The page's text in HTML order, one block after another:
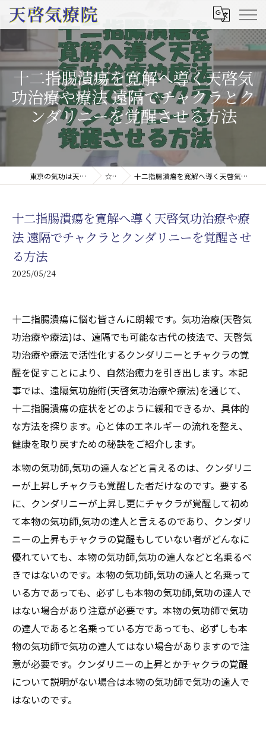
十二指腸潰瘍を寛解へ導く天啓気
功治療や療法 遠隔でチャクラとク
ンダリニーを覚醒させる方法
東京の気功は天啓気療院(天啓気功療法治療院) ☆コラム 十二指腸潰瘍を寛解へ導く天啓気功治療や療法 遠隔でチャクラとクンダリニーを覚醒させる方法
十二指腸潰瘍を寛解へ導く天啓気功治療や療
法 遠隔でチャクラとクンダリニーを覚醒させ
る方法
2025/05/24
十二指腸潰瘍に悩む皆さんに朗報です。気功治療(天啓気
功治療や療法)は、遠隔でも可能な古代の技法で、天啓気
功治療や療法で活性化するクンダリニーとチャクラの覚
醒を促すことにより、自然治癒力を引き出します。本記
事では、遠隔気功施術(天啓気功治療や療法)を通じて、
十二指腸潰瘍の症状をどのように緩和できるか、具体的
な方法を探ります。心と体のエネルギーの流れを整え、
健康を取り戻すための秘訣をご紹介します。
本物の気功師,気功の達人などと言えるのは、クンダリニ
ーが上昇しチャクラも覚醒した者だけなのです。要する
に、クンダリニーが上昇し更にチャクラが覚醒して初め
て本物の気功師,気功の達人と言えるのであり、クンダリ
ニーの上昇もチャクラの覚醒もしていない者がどんなに
優れていても、本物の気功師,気功の達人などと名乗るべ
きではないのです。本物の気功師,気功の達人と名乗って
いる方であっても、必ずしも本物の気功師,気功の達人で
はない場合があり注意が必要です。本物の気功師で気功
の達人であると名乗っている方であっても、必ずしも本
物の気功師で気功の達人てはない場合がありますので注
意が必要です。クンダリニーの上昇とかチャクラの覚醒
について説明がない場合は本物の気功師で気功の達人で
はないのです。